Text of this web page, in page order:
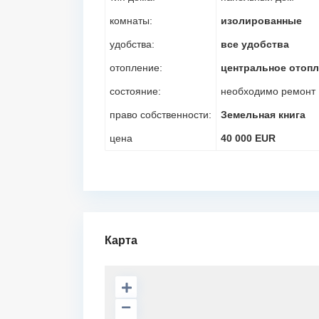
комнаты: изолированные
удобства: все удобства
отопление: центральное
состояние: необходимo ремонт
право собственности: Земельная книга
цена 40 000 EUR
Карта